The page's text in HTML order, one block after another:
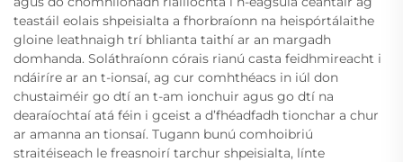
teastáil eolais shpeisialta a fhorbraíonn na heispórtálaithe
gloine leathnaigh trí bhlianta taithí ar an margadh
domhanda. Soláthraíonn córais rianú casta feidhmireacht i
ndáiríre ar an t-ionsaí, ag cur comhthéacs in iúl don
chustaiméir go dtí an t-am ionchuir agus go dtí na
dearaíochtaí atá féin i gceist a d’fhéadfadh tionchar a chur
ar amanna an tionsaí. Tugann bunú comhoibriú
straitéiseach le freasnoirí tarchur shpeisialta, línte